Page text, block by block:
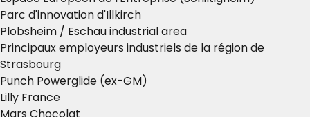
Parc d'innovation d'Illkirch
Plobsheim / Eschau industrial area
Principaux employeurs industriels de la région de
Strasbourg
Punch Powerglide (ex-GM)
Lilly France